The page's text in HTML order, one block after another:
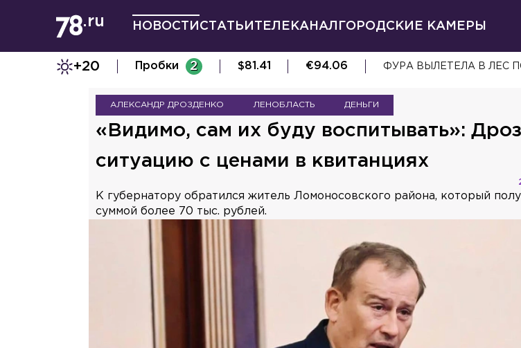
НОВОСТИ СТАТЬИ ТЕЛЕКАНАЛ ГОРОДСКИЕ КАМЕРЫ
+20 Пробки 2 $81.41 €94.06 ФУРА ВЫЛЕТЕЛА В ЛЕС
АЛЕКСАНДР ДРОЗДЕНКО ЛЕНОБЛАСТЬ ДЕНЬГИ
«Видимо, сам их буду воспитывать»:
ситуацию с ценами в квитанциях
К губернатору обратился житель Ломоносовского района, который
суммой более 70 тыс. рублей.